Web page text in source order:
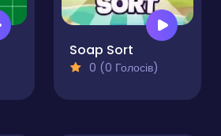
Soap Sort
0 (0 Голосів)